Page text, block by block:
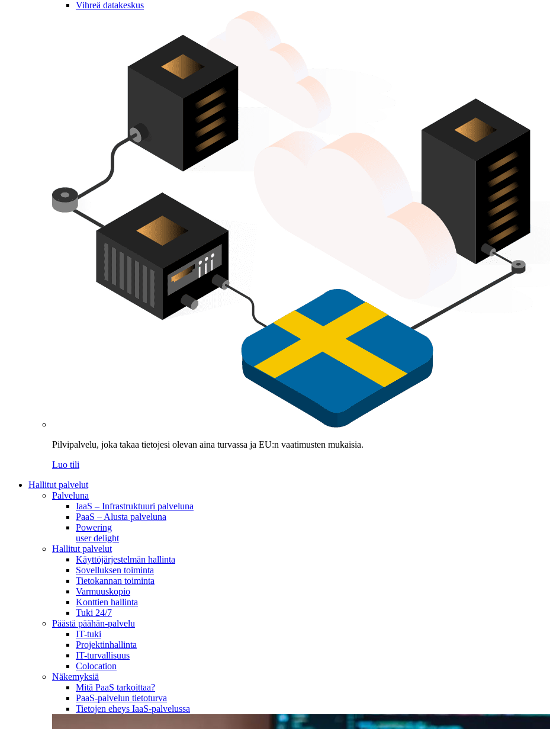
Vihreä datakeskus
Pilvipalvelu, joka takaa tietojesi olevan aina turvassa ja EU:n vaatimusten mukaisia.
Luo tili
Hallitut palvelut
Palveluna
IaaS – Infrastruktuuri palveluna
PaaS – Alusta palveluna
Powering
user delight
Hallitut palvelut
Käyttöjärjestelmän hallinta
Sovelluksen toiminta
Tietokannan toiminta
Varmuuskopio
Konttien hallinta
Tuki 24/7
Päästä päähän-palvelu
IT-tuki
Projektinhallinta
IT-turvallisuus
Colocation
Näkemyksiä
Mitä PaaS tarkoittaa?
PaaS-palvelun tietoturva
Tietojen eheys IaaS-palvelussa